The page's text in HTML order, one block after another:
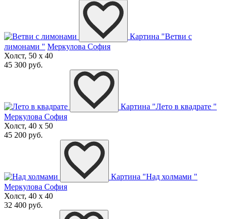
Картина "Ветви с
лимонами " Меркулова София
Холст, 50 x 40
45 300 руб.
Картина "Лето в квадрате "
Меркулова София
Холст, 40 x 50
45 200 руб.
Картина "Над холмами "
Меркулова София
Холст, 40 x 40
32 400 руб.